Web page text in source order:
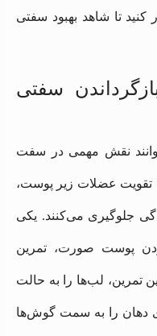
۵ دقیقه تکرار کنید تا شاهد بهبود سفتی
سفتی
نقش مهمی در سفت
تقویت عضلات زیر پوست،
جلوگیری می‌کنند. یکی
پوست صورت، تمرین
تمرین، لب‌ها را به حالت
دهان را به سمت گوش‌ها